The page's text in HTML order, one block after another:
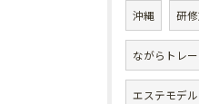
沖縄 研
ながらトレ
エステモデル